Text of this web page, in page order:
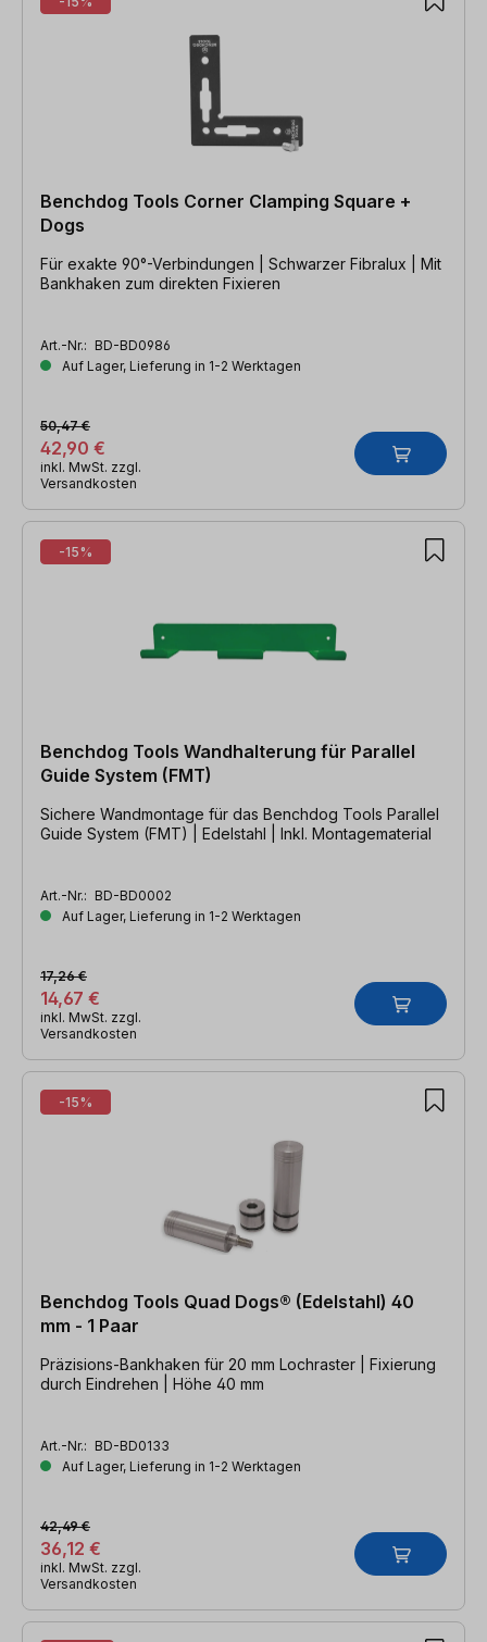
Benchdog Tools Corner Clamping Square +
Dogs
Für exakte 90°-Verbindungen | Schwarzer Fibralux | Mit
Bankhaken zum direkten Fixieren
Art.-Nr.: BD-BD0986
Auf Lager, Lieferung in 1-2 Werktagen
42,90 €
50,47 €
inkl. MwSt. zzgl.
Versandkosten
-15%
Benchdog Tools Wandhalterung für Parallel
Guide System (FMT)
Sichere Wandmontage für das Benchdog Tools Parallel
Guide System (FMT) | Edelstahl | Inkl. Montagematerial
Art.-Nr.: BD-BD0002
Auf Lager, Lieferung in 1-2 Werktagen
14,67 €
17,26 €
inkl. MwSt. zzgl.
Versandkosten
-15%
Benchdog Tools Quad Dogs® (Edelstahl) 40
mm - 1 Paar
Präzisions-Bankhaken für 20 mm Lochraster | Fixierung
durch Eindrehen | Höhe 40 mm
Art.-Nr.: BD-BD0133
Auf Lager, Lieferung in 1-2 Werktagen
36,12 €
42,49 €
inkl. MwSt. zzgl.
Versandkosten